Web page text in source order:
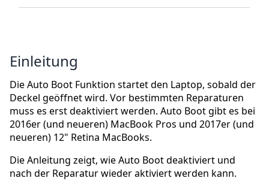
Einleitung
Die Auto Boot Funktion startet den Laptop, sobald der
Deckel geöffnet wird. Vor bestimmten Reparaturen
muss es erst deaktiviert werden. Auto Boot gibt es bei
2016er (und neueren) MacBook Pros und 2017er (und
neueren) 12" Retina MacBooks.
Die Anleitung zeigt, wie Auto Boot deaktiviert und
nach der Reparatur wieder aktiviert werden kann.